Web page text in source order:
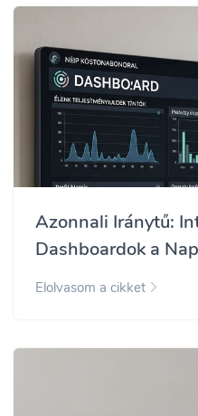
Azonnali Iránytű:
Dashboardok a
Elolvasom a cikket